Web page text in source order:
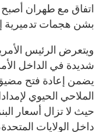
اتفاق مع طهران أصبح
بشن هجمات تدميرية
ويتعرض الرئيس
شديدة في الداخل
يضمن إعادة فتح
الملاحي الحيوي
حيث لا تزال أسعار
داخل الولايات